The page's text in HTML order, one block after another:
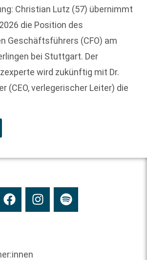
Christian Lutz (57) übernimmt
die Position des
Geschäftsführers (CFO) am
bei Stuttgart. Der
wird zukünftig mit Dr.
(CEO, verlegerischer Leiter) die